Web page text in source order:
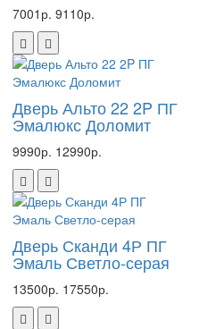
7001р. 9110р.
Дверь Альто 22 2P ПГ
Эмалюкс Доломит
9990р. 12990р.
Дверь Сканди 4Р ПГ
Эмаль Светло-серая
13500р. 17550р.